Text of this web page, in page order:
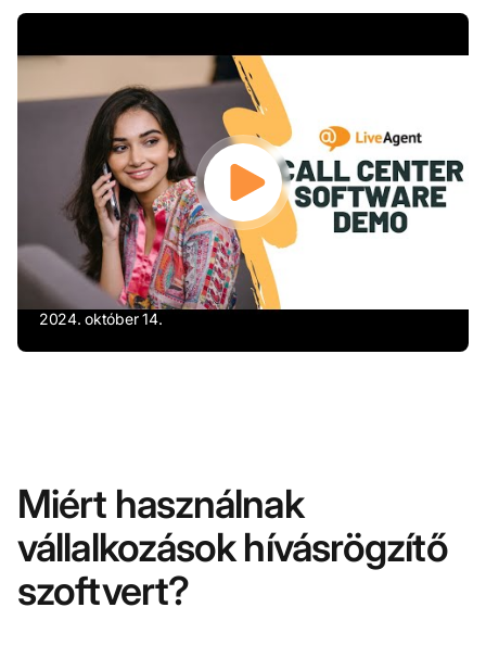
2024. október 14.
Miért használnak
vállalkozások hívásrögzítő
szoftvert?